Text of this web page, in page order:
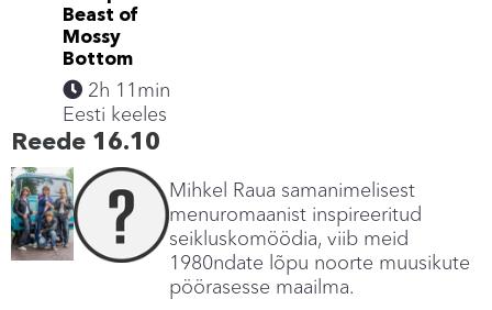
Beast of
Mossy
Bottom
2h 11min
Eesti keeles
Reede 16.10
Mihkel Raua samanimelisest
menuromaanist inspireeritud
seikluskomöödia, viib meid
1980ndate lõpu noorte muusikute
pöörasesse maailma.